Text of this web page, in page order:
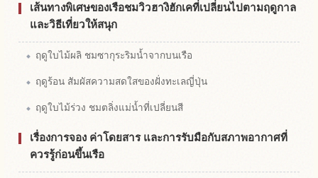
เส้นทางพิเศษของเรือชมวิวฮางิฮักเคที่เปลี่ยนไปตามฤดูกาล
และวิธีเที่ยวให้สนุก
ฤดูใบไม้ผลิ ชมซากุระริมน้ำจากบนเรือ
ฤดูร้อน สัมผัสความสดใสของฝั่งทะเลญี่ปุ่น
ฤดูใบไม้ร่วง ชมตลิ่งแม่น้ำที่เปลี่ยนสี
เรื่องการจอง ค่าโดยสาร และการรับมือกับสภาพอากาศที่
ควรรู้ก่อนขึ้นเรือ